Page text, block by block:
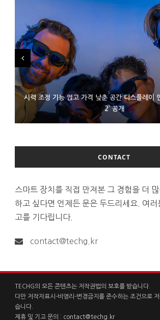
시력 조정 기능 얹고 가격 낮춘 공간 디스플레이
2’ 공개
D램 부족에 10억달러어치 아이폰18 프로세서
300~400달러 반지형 스피커 준비하는
CONTACT
스마트 장치를 직접 만져본 그 경험을 더
하고 싶다면 언제든 문은 두드리세요. 여러
고를 기다립니다.
contact@techg.kr
TECHG의 모든 콘텐츠는 저작권법의 보호를 받습니다.
다만 저작자표시-비영리-변경금지를 준수하는 조건으로
습니다.
제휴 및 기고 문의 : contact@techg.kr